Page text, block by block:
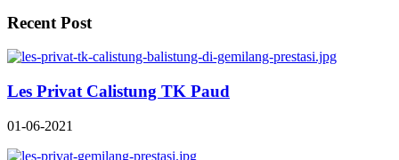
Recent Post
Les Privat Calistung TK Paud
01-06-2021